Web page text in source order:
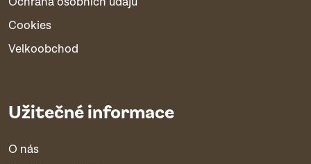
Cookies
Velkoobchod
Užitečné informace
O nás